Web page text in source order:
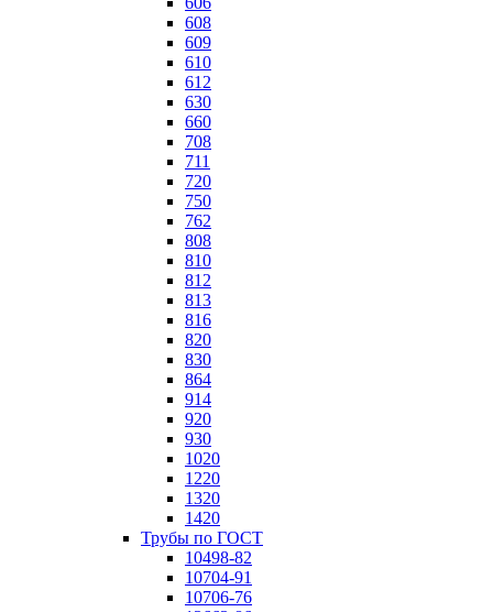
608
609
610
612
630
660
708
711
720
750
762
808
810
812
813
816
820
830
864
914
920
930
1020
1220
1320
1420
Трубы по ГОСТ
10498-82
10704-91
10706-76